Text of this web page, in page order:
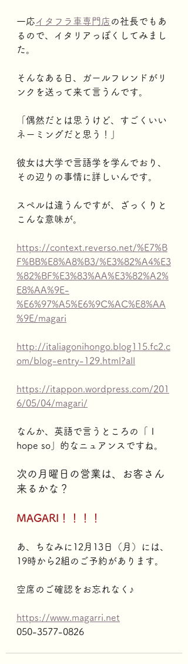
一応イタフラ車専門店 の社長でもあ
るので、イタリアっぽくしてみまし
た。
そんなある日、ガールフレンドがリ
ンクを送って来て言うんです。
「偶然だとは思うけど、すごくいい
ネーミングだと思う！」
彼女は大学で言語学を学んでおり、
その辺りの事情に詳しいんです。
スペルは違うんですが、ざっくりと
こんな意味が。
https://context.reverso.net/%E7%B
F%BB%E8%A8%B3/%E3%82%A4%E3
%82%BF%E3%83%AA%E3%82%A2%
E8%AA%9E-
%E6%97%A5%E6%9C%AC%E8%AA
%9E/magari
http://italiagonihongo.blog115.fc2.c
om/blog-entry-129.html?all
https://itappon.wordpress.com/201
6/05/04/magari/
なんか、英語で言うところの「Ｉ
hope so」的なニュアンスですね。
次の月曜日の営業は、お客さん
来るかな？
MAGARI！！！！
あ、ちなみに12月13日（月）には、
19時から2組のご予約があります。
空席のご確認をお忘れなく♪
https://www.magarri.net
050-3577-0826